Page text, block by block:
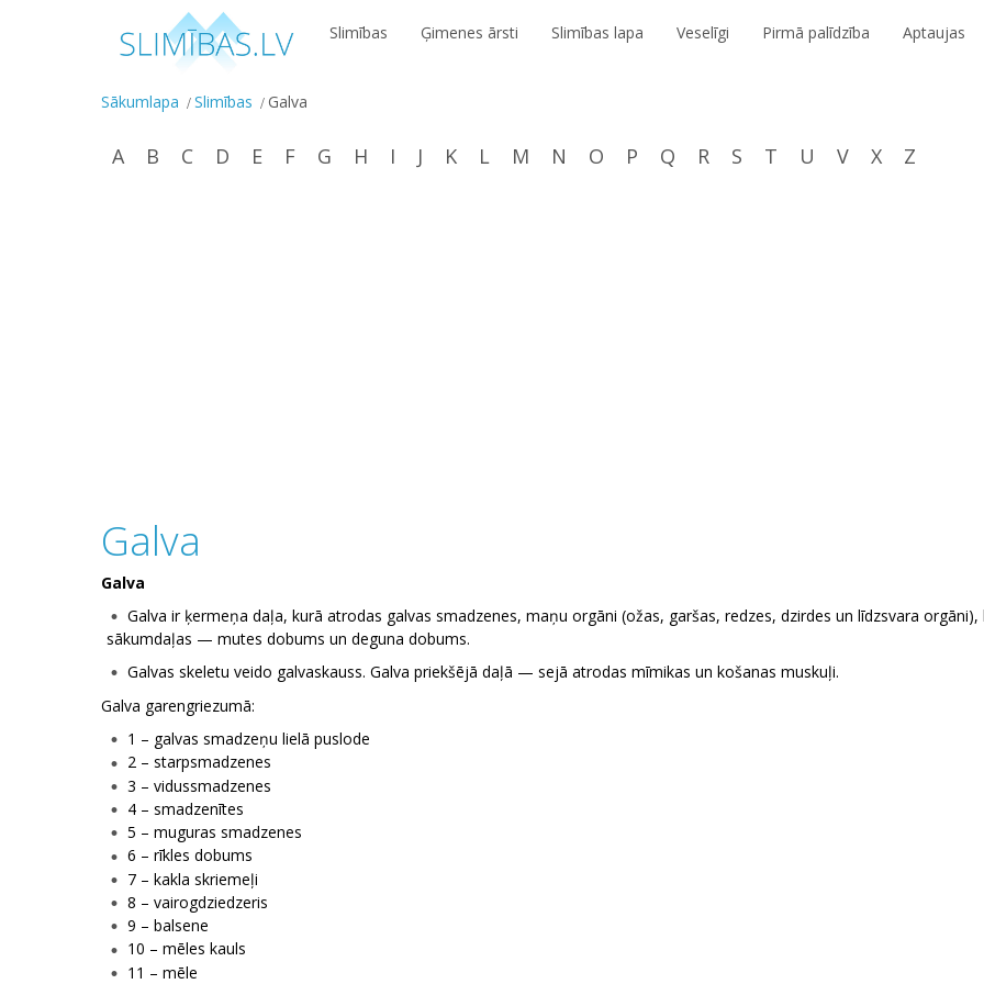
Slimības Ģimenes ārsti Slimības lapa Veselīgi Pirmā palīdzība Aptaujas
Sākumlapa Slimības Galva
A B C D E F G H I J K L M N O P Q R S T U V X Z
Galva
Galva
Galva ir ķermeņa daļa, kurā atrodas galvas smadzenes, maņu orgāni (ožas, garšas, redzes, dzirdes un līdzsvara
sākumdaļas — mutes dobums un deguna dobums.
Galvas skeletu veido galvaskauss. Galva priekšējā daļā — sejā atrodas mīmikas un košanas muskuļi.
Galva garengriezumā:
1 – galvas smadzeņu lielā puslode
2 – starpsmadzenes
3 – vidussmadzenes
4 – smadzenītes
5 – muguras smadzenes
6 – rīkles dobums
7 – kakla skriemeļi
8 – vairogdziedzeris
9 – balsene
10 – mēles kauls
11 – mēle